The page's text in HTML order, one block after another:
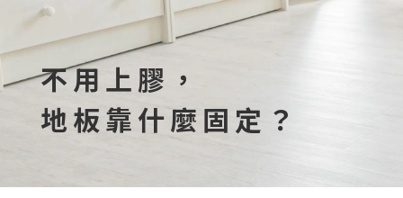
不用上膠，
地板靠什麼固定？